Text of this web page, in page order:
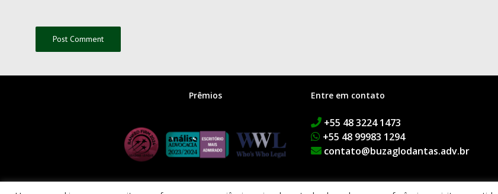
Prêmios Entre em contato
+55 48 3224 1473
+55 48 99983 1294
contato@buzaglodantas.adv.br